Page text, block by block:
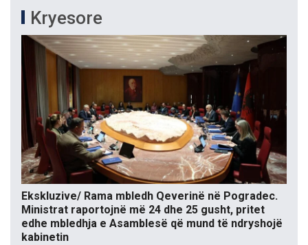
Kryesore
Ekskluzive/ Rama mbledh Qeverinë në Pogradec.
Ministrat raportojnë më 24 dhe 25 gusht, pritet
edhe mbledhja e Asamblesë që mund të ndryshojë
kabinetin